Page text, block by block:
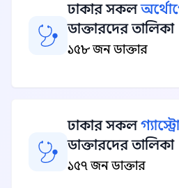
ঢাকার সকল
ডাক্তারদের তালিকা
১৫৮ জন ডাক্তার
ঢাকার সকল
ডাক্তারদের তালিকা
১৫৭ জন ডাক্তার